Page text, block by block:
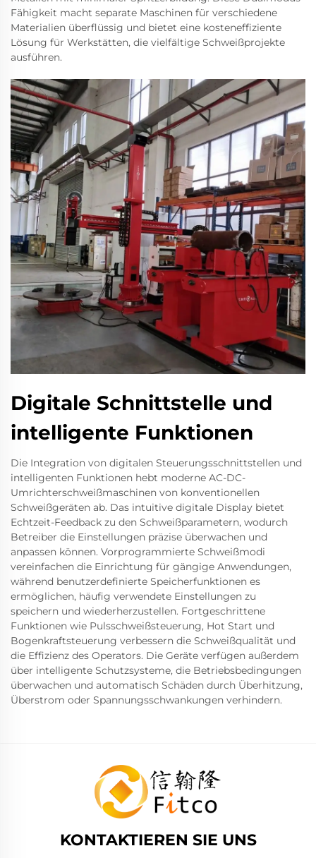
Fähigkeit macht separate Maschinen für verschiedene
Materialien überflüssig und bietet eine kosteneffiziente
Lösung für Werkstätten, die vielfältige Schweißprojekte
ausführen.
Digitale Schnittstelle und
intelligente Funktionen
Die Integration von digitalen Steuerungsschnittstellen und
intelligenten Funktionen hebt moderne AC-DC-
Umrichterschweißmaschinen von konventionellen
Schweißgeräten ab. Das intuitive digitale Display bietet
Echtzeit-Feedback zu den Schweißparametern, wodurch
Betreiber die Einstellungen präzise überwachen und
anpassen können. Vorprogrammierte Schweißmodi
vereinfachen die Einrichtung für gängige Anwendungen,
während benutzerdefinierte Speicherfunktionen es
ermöglichen, häufig verwendete Einstellungen zu
speichern und wiederherzustellen. Fortgeschrittene
Funktionen wie Pulsschweißsteuerung, Hot Start und
Bogenkraftsteuerung verbessern die Schweißqualität und
die Effizienz des Operators. Die Geräte verfügen außerdem
über intelligente Schutzsysteme, die Betriebsbedingungen
überwachen und automatisch Schäden durch Überhitzung,
Überstrom oder Spannungsschwankungen verhindern.
KONTAKTIEREN SIE UNS